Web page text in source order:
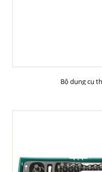
Bộ dụng cụ